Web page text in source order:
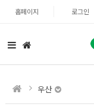
홈페이지 로그인
우산